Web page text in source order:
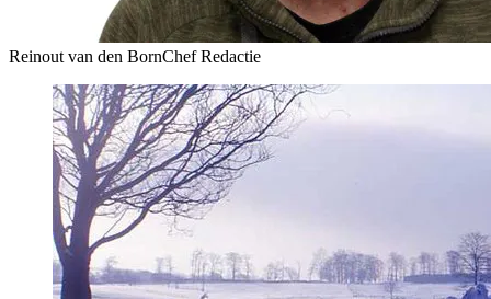
Reinout van den BornChef Redactie